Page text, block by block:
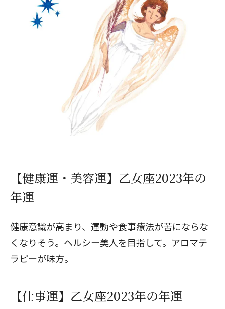
【健康運・美容運】乙女座2023年の
年運
健康意識が高まり、運動や食事療法が苦にならな
くなりそう。ヘルシー美人を目指して。アロマテ
ラピーが味方。
【仕事運】乙女座2023年の年運